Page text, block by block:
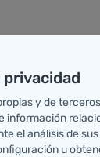
y de
información
el análisis de
u